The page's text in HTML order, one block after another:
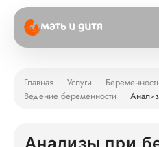
Главная Услуги
Ведение беременности